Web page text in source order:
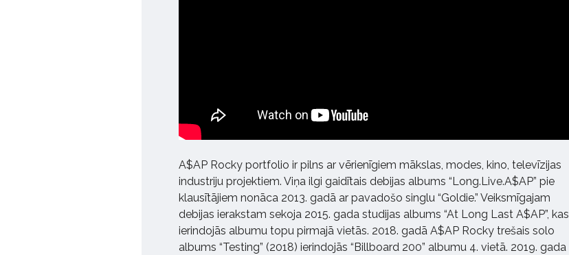
A$AP Rocky portfolio ir pilns ar vērienīgiem mākslas, modes, kino, televīzijas
industriju projektiem. Viņa ilgi gaidītais debijas albums “Long.Live.A$AP” pie
klausītājiem nonāca 2013. gadā ar pavadošo singlu “Goldie.” Veiksmīgajam
debijas ierakstam sekoja 2015. gada studijas albums “At Long Last A$AP”, kas
ierindojās albumu topu pirmajā vietās. 2018. gadā A$AP Rocky trešais solo
albums “Testing” (2018) ierindojās “Billboard 200” albumu 4. vietā. 2019. gada